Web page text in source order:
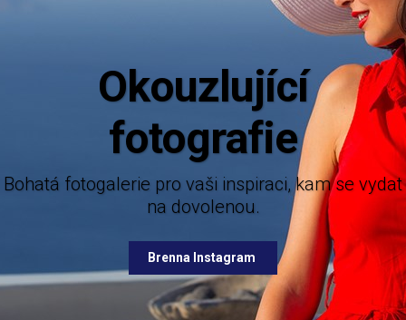
pro vaši inspiraci, kam se vydat
na dovolenou.
Brenna Instagram
Mějte dokonalý přehled o
nabízených destinací.
Brenna Facebook